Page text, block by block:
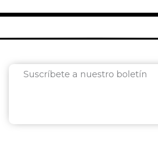
Suscríbete a nuestro boletín